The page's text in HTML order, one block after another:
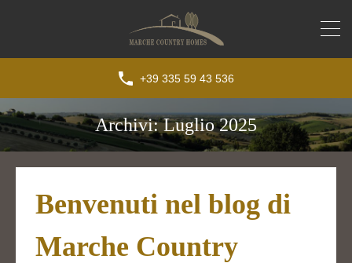
+39 335 59 43 536
Archivi: Luglio 2025
Benvenuti nel blog di
Marche Country